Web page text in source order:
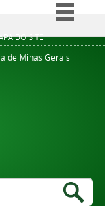
DO SITE
BR
de Minas Gerais